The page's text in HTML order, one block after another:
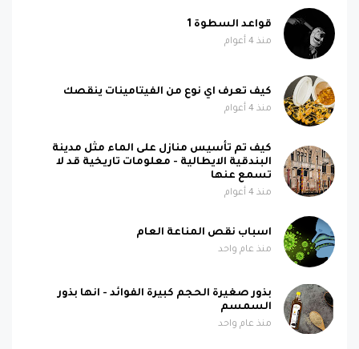
قواعد السطوة 1
منذ 4 أعوام
كيف تعرف اي نوع من الفيتامينات ينقصك
منذ 4 أعوام
كيف تم تأسيس منازل على الماء مثل مدينة
البندقية الايطالية - معلومات تاريخية قد لا
تسمع عنها
منذ 4 أعوام
اسباب نقص المناعة العام
منذ عام واحد
بذور صغيرة الحجم كبيرة الفوائد - انها بذور
السمسم
منذ عام واحد